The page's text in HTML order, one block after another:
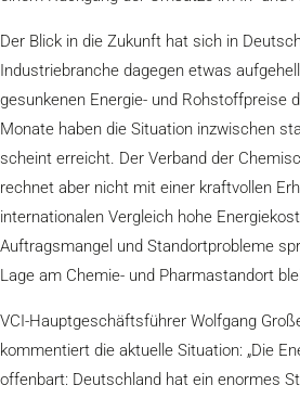
Der Blick in die Zukunft hat sich in
Industriebranche dagegen etwas
gesunkenen Energie- und Rohstoffpreise
Monate haben die Situation inzwischen
scheint erreicht. Der Verband der
rechnet aber nicht mit einer kraftvollen
internationalen Vergleich hohe
Auftragsmangel und Standortprobleme
Lage am Chemie- und Pharmastandort
VCI-Hauptgeschäftsführer Wolfgang
kommentiert die aktuelle Situation: „Die
offenbart: Deutschland hat ein enormes